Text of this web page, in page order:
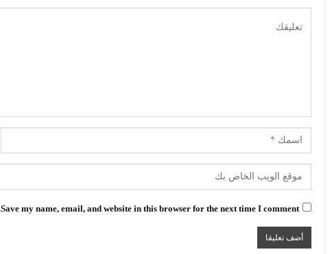
Save my name, email, and website in this browser for the next time I comment.